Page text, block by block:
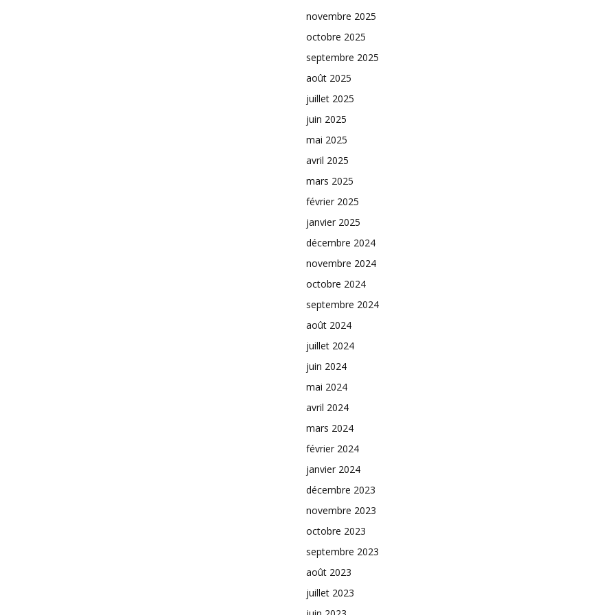
novembre 2025
octobre 2025
septembre 2025
août 2025
juillet 2025
juin 2025
mai 2025
avril 2025
mars 2025
février 2025
janvier 2025
décembre 2024
novembre 2024
octobre 2024
septembre 2024
août 2024
juillet 2024
juin 2024
mai 2024
avril 2024
mars 2024
février 2024
janvier 2024
décembre 2023
novembre 2023
octobre 2023
septembre 2023
août 2023
juillet 2023